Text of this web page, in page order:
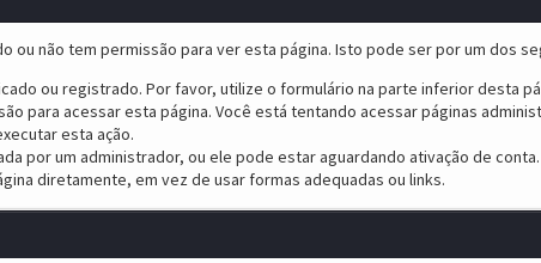
ou não tem permissão para ver esta página. Isto pode ser por um dos
ou registrado. Por favor, utilize o formulário na parte inferior desta
para acessar esta página. Você está tentando acessar páginas
esta ação.
por um administrador, ou ele pode estar aguardando ativação de conta.
diretamente, em vez de usar formas adequadas ou links.